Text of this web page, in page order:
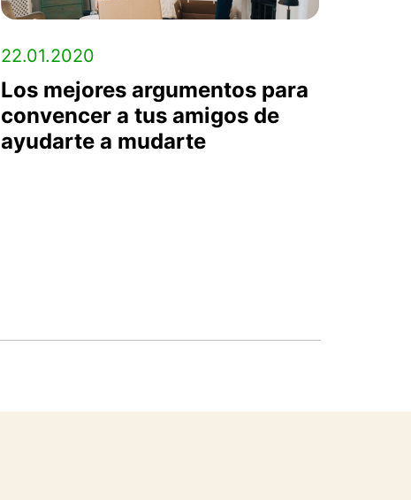
22.01.2020
Los mejores argumentos para
convencer a tus amigos de
ayudarte a mudarte